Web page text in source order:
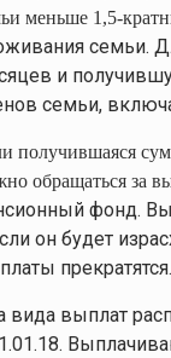
меньше 1,5-
семьи.
и
семьи,
получившаяся
обращаться за
фонд.
он будет
прекратятся.
вида выплат